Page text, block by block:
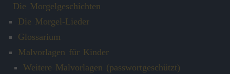
Die Morgelgeschichten
Die Morgel-Lieder
Glossarium
Malvorlagen für Kinder
Weitere Malvorlagen (passwortgeschützt)